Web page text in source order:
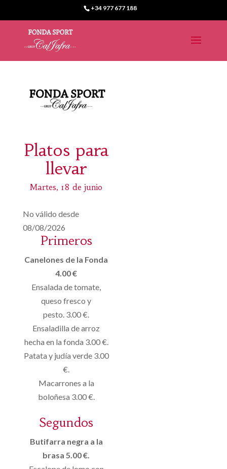
+34 977 677 188
Platos para
llevar
Martes, 18 de junio
No válido desde
08/08/2026
Primeros
Canelones de la Fonda
4.00 €
Ensalada de tomate,
queso fresco y
pesto. 3.00 €.
Ensaladilla de arroz
hecha en la fonda 3.00 €.
Patata y judía verde 3.00
€.
Macarrones a la
boloñesa 3.00 €.
Segundos
Butifarra negra a la
brasa 5.00 €.